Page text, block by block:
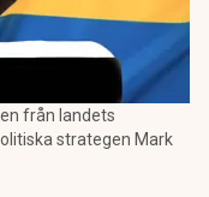
från landets
strategen Mark